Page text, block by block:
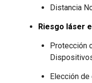
Distancia
Riesgo láser
Protección
Elección